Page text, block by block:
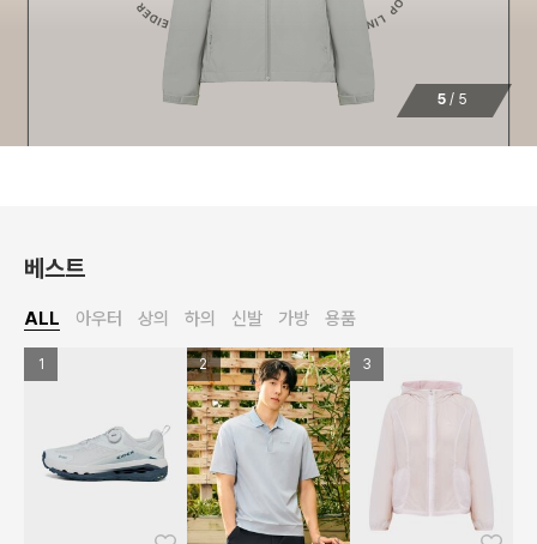
5 / 5
베스트
ALL 아우터 상의 하의 신발 가방 용품
1
좋아요
2
좋아요
3